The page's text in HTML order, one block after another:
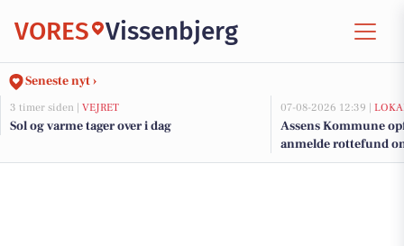
VORES Vissenbjerg
Seneste nyt ›
3 timer siden | VEJRET
Sol og varme tager over i dag
07-08-2026 12:39 |
Assens Kommune
anmelde rottefund
hverdage